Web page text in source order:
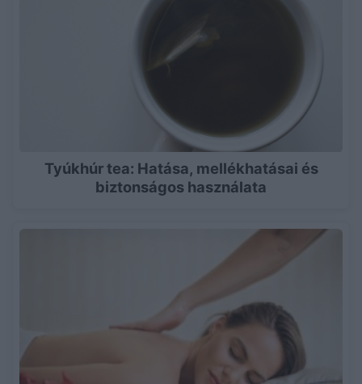
Tyúkhúr tea: Hatása, mellékhatásai és
biztonságos használata